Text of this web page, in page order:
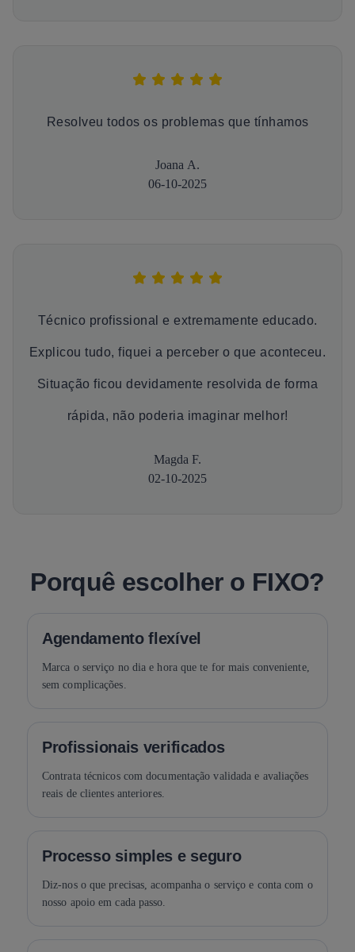
Resolveu todos os problemas que tínhamos
Joana A.
06-10-2025
Técnico profissional e extremamente educado.
Explicou tudo, fiquei a perceber o que aconteceu.
Situação ficou devidamente resolvida de forma
rápida, não poderia imaginar melhor!
Magda F.
02-10-2025
Porquê escolher o FIXO?
Agendamento flexível
Marca o serviço no dia e hora que te for mais conveniente,
sem complicações.
Profissionais verificados
Contrata técnicos com documentação validada e avaliações
reais de clientes anteriores.
Processo simples e seguro
Diz-nos o que precisas, acompanha o serviço e conta com o
nosso apoio em cada passo.